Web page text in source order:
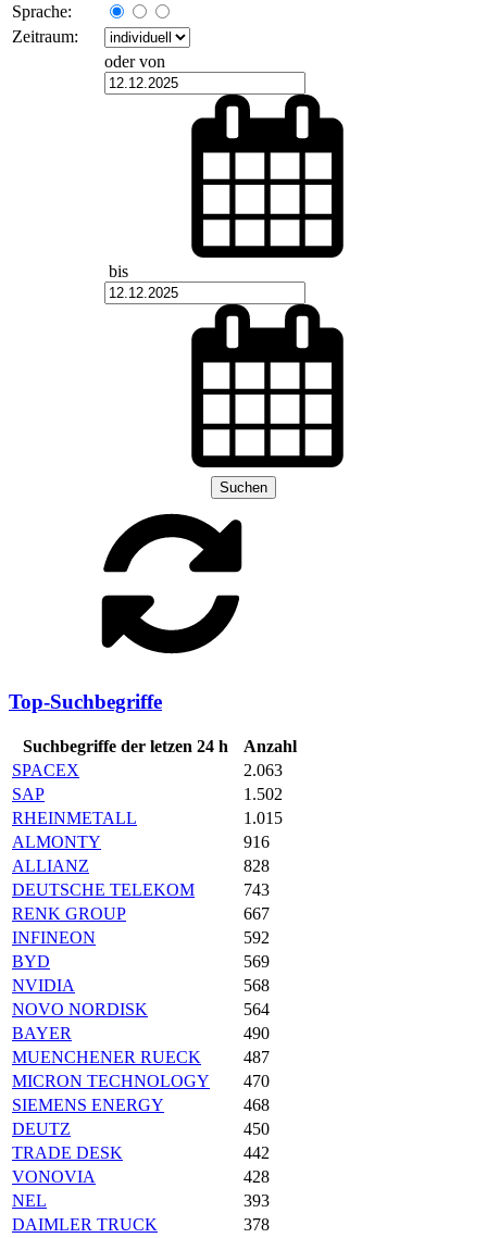
Sprache:
Zeitraum:
oder von
bis
Suchen
Top-Suchbegriffe
Suchbegriffe der letzen 24 h
Anzahl
SPACEX
2.063
SAP
1.502
RHEINMETALL
1.015
ALMONTY
916
ALLIANZ
828
DEUTSCHE TELEKOM
743
RENK GROUP
667
INFINEON
592
BYD
569
NVIDIA
568
NOVO NORDISK
564
BAYER
490
MUENCHENER RUECK
487
MICRON TECHNOLOGY
470
SIEMENS ENERGY
468
DEUTZ
450
TRADE DESK
442
VONOVIA
428
NEL
393
DAIMLER TRUCK
378